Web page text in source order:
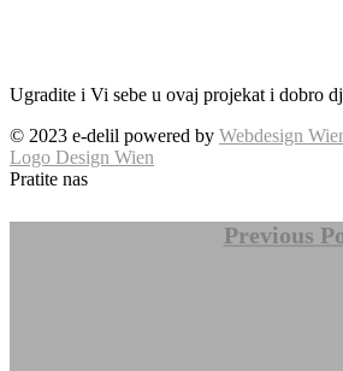
Ugradite i Vi sebe u ovaj projekat i dobro
© 2023 e-delil powered by Webdesign
Logo Design Wien
Pratite nas
Previous